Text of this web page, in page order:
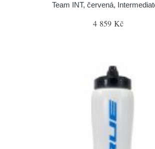
Team INT, červená,
4 859 Kč